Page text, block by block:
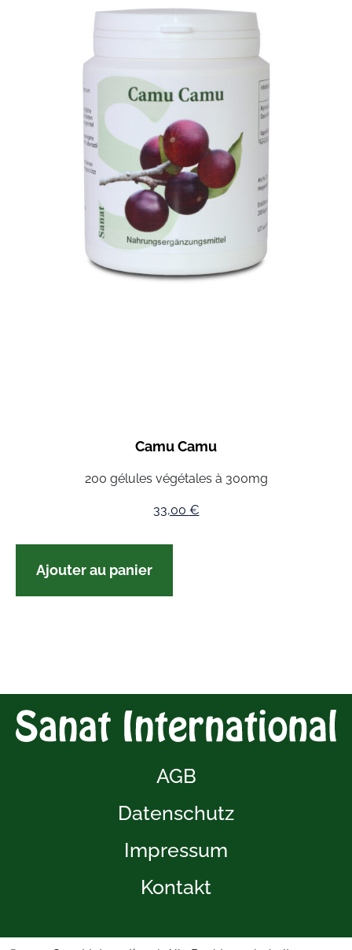
Camu Camu
200 gélules végétales à 300mg
33,00 €
Ajouter au panier
AGB
Datenschutz
Impressum
Kontakt